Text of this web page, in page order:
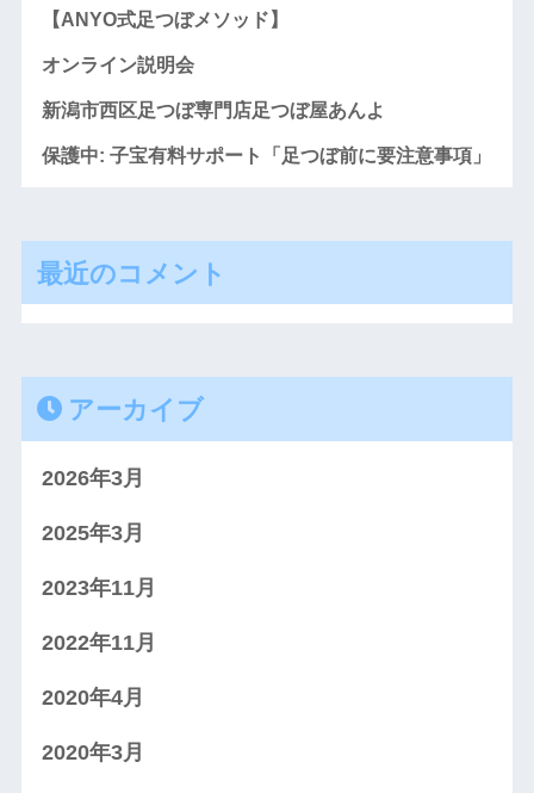
【ANYO式足つぼメソッド】
オンライン説明会
新潟市西区足つぼ専門店足つぼ屋あんよ
保護中: 子宝有料サポート「足つぼ前に要注意事項」
最近のコメント
アーカイブ
2026年3月
2025年3月
2023年11月
2022年11月
2020年4月
2020年3月